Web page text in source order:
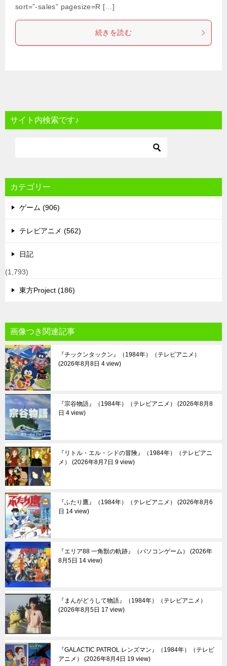
sort=”-sales” pagesize=R […]
続きを読む
サイト内検索です♪
カテゴリー
ゲーム (906)
テレビアニメ (562)
日記
(1,793)
東方Project (186)
画像つき関連記事
『チックンタックン』（1984年）（テレビアニメ）
2026年8月8日 4 view
『宗谷物語』（1984年）（テレビアニメ）
2026年8月8
日 4 view
『リトル・エル・シドの冒険』（1984年）（テレビアニ
メ）
2026年8月7日 9 view
『ふたり鷹』（1984年）（テレビアニメ）
2026年8月6
日 14 view
『エリア88 一角獣の軌跡』（パソコンゲーム）
2026年
8月5日 14 view
『まんがどうして物語』（1984年）（テレビアニメ）
2026年8月5日 17 view
『GALACTIC PATROL レンズマン』（1984年）（テレビ
アニメ）
2026年8月4日 19 view